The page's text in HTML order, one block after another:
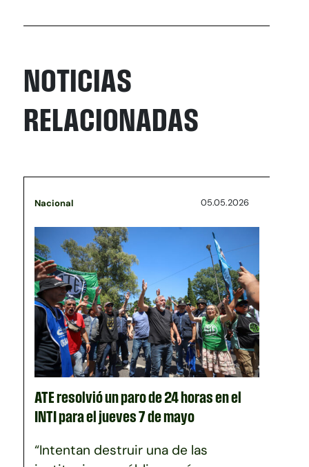
NOTICIAS
RELACIONADAS
Nacional 05.05.2026
ATE resolvió un paro de 24 horas en el
INTI para el jueves 7 de mayo
“Intentan destruir una de las